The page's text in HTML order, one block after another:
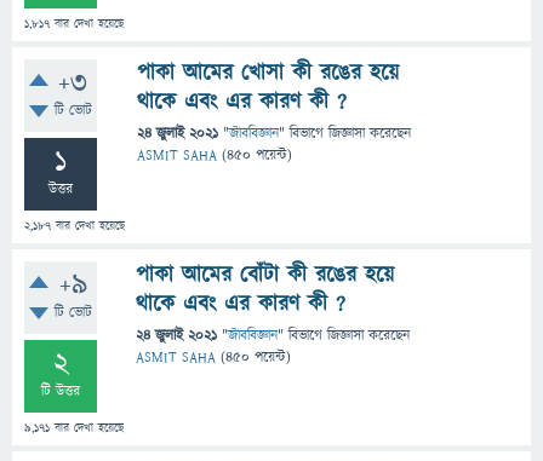
1,817 বার দেখা হয়েছে
+3
টি ভোট
1
উত্তর
2,187 বার দেখা হয়েছে
পাকা আমের খোসা কী রঙের হয়ে
থাকে এবং এর কারণ কী ?
24 জুলাই 2021 "জীববিজ্ঞান" বিভাগে জিজ্ঞাসাকরেছেন
ASMIT SAHA (450 পয়েন্ট)
+9
টি ভোট
2
টি উত্তর
9,171 বার দেখা হয়েছে
পাকা আমের বোঁটা কী রঙের হয়ে
থাকে এবং এর কারণ কী ?
24 জুলাই 2021 "জীববিজ্ঞান" বিভাগে জিজ্ঞাসাকরেছেন
ASMIT SAHA (450 পয়েন্ট)